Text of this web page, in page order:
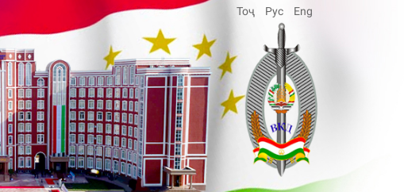
Тоҷ Рус Eng